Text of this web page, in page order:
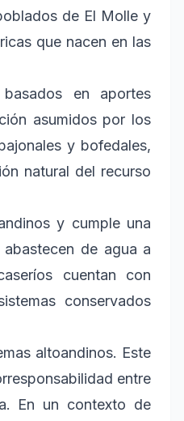
de El Molle y
que nacen en las
en aportes
asumidos por los
y bofedales,
natural del recurso
y cumple una
de agua a
cuentan con
conservados
altoandinos. Este
entre
En un contexto de